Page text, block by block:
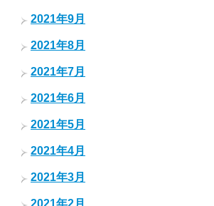
2021年9月
2021年8月
2021年7月
2021年6月
2021年5月
2021年4月
2021年3月